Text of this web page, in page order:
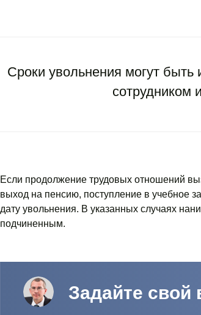
Сроки увольнения могут
сотрудником
Если продолжение трудовых отношений
выход на пенсию, поступление в учебное
дату увольнения. В указанных случаях
подчиненным.
Задайте свой